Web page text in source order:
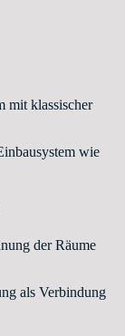
mit klassischer
wie
der Räume
als Verbindung